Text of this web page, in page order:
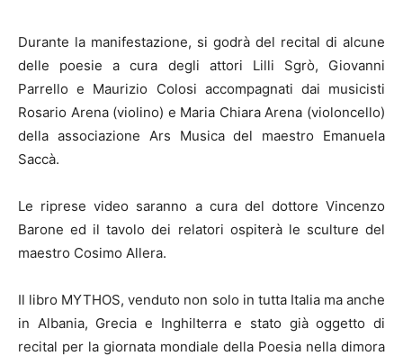
Durante la manifestazione, si godrà del recital di alcune
delle poesie a cura degli attori Lilli Sgrò, Giovanni
Parrello e Maurizio Colosi accompagnati dai musicisti
Rosario Arena (violino) e Maria Chiara Arena (violoncello)
della associazione Ars Musica del maestro Emanuela
Saccà.
Le riprese video saranno a cura del dottore Vincenzo
Barone ed il tavolo dei relatori ospiterà le sculture del
maestro Cosimo Allera.
Il libro MYTHOS, venduto non solo in tutta Italia ma anche
in Albania, Grecia e Inghilterra e stato già oggetto di
recital per la giornata mondiale della Poesia nella dimora